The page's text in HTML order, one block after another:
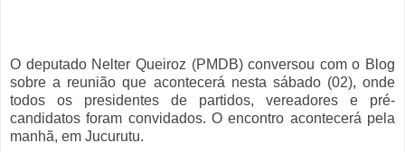
O deputado Nelter Queiroz (PMDB) conversou com o Blog
sobre a reunião que acontecerá nesta sábado (02), onde
todos os presidentes de partidos, vereadores e pré-
candidatos foram convidados. O encontro acontecerá pela
manhã, em Jucurutu.